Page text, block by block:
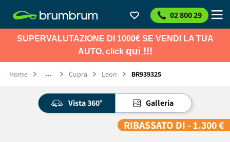
02 800 29
SUPERVALUTAZIONE DI 1000€ SE VENDI LA TUA
AUTO, click qui !!!
Home Cupra Leon BR939325
Vista 360° Galleria
RIBASSATO DI - 1.300 €